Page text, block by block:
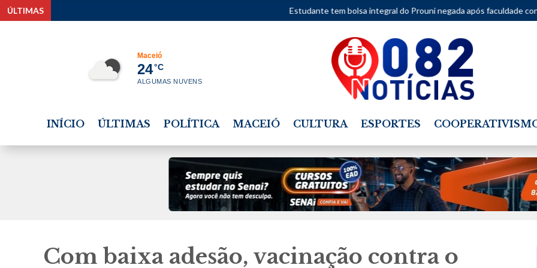
ÚLTIMAS Estudante tem bolsa integral do Prouni negada após faculdade considerar
Maceió
24°C
ALGUMAS NUVENS
INÍCIO ÚLTIMAS POLÍTICA MACEIÓ CULTURA ESPORTES
Com baixa adesão, vacinação contra o